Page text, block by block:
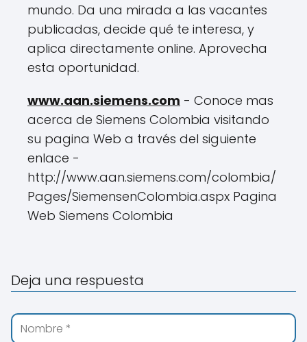
mundo. Da una mirada a las vacantes
publicadas, decide qué te interesa, y
aplica directamente online. Aprovecha
esta oportunidad.
www.aan.siemens.com - Conoce mas
acerca de Siemens Colombia visitando
su pagina Web a través del siguiente
enlace -
http://www.aan.siemens.com/colombia/
Pages/SiemensenColombia.aspx Pagina
Web Siemens Colombia
Deja una respuesta